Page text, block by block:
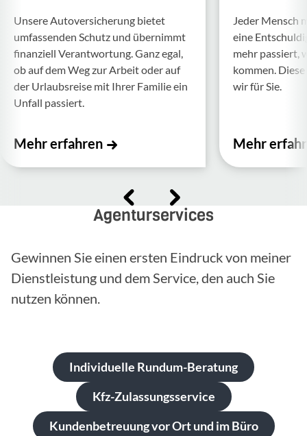
Unsere Auto­ver­si­che­rung bietet
umfas­senden Schutz und über­nimmt
finan­ziell Verant­wor­tung. Ganz egal,
ob auf dem Weg zur Arbeit oder auf
der Urlaubs­reise mit Ihrer Familie ein
Unfall passiert.
Mehr erfahren
Jeder Mensch
eine
mehr passiert,
kommen.
wir für Sie.
Mehr
Agenturservices
Gewinnen Sie einen ersten Eindruck von meiner
Dienstleistung und dem Service, den auch Sie
nutzen können.
Individuelle Rundum-Beratung
Kfz-Zulassungsservice
Kundenbetreuung vor Ort und im Büro